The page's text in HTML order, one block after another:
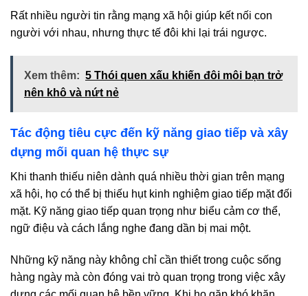
Rất nhiều người tin rằng mạng xã hội giúp kết nối con
người với nhau, nhưng thực tế đôi khi lại trái ngược.
Xem thêm: 5 Thói quen xấu khiến đôi môi bạn trở
nên khô và nứt nẻ
Tác động tiêu cực đến kỹ năng giao tiếp và xây
dựng mối quan hệ thực sự
Khi thanh thiếu niên dành quá nhiều thời gian trên mạng
xã hội, họ có thể bị thiếu hụt kinh nghiệm giao tiếp mặt đối
mặt. Kỹ năng giao tiếp quan trọng như biểu cảm cơ thể,
ngữ điệu và cách lắng nghe đang dần bị mai một.
Những kỹ năng này không chỉ cần thiết trong cuộc sống
hàng ngày mà còn đóng vai trò quan trọng trong việc xây